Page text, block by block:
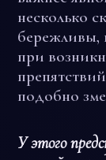
несколько
бережливы,
при
подобно
У этого